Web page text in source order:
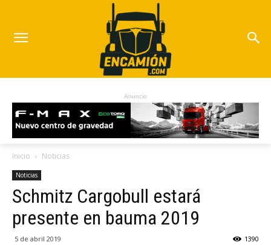
Anuncio
Inicio Noticias
Noticias
Schmitz Cargobull estará
presente en bauma 2019
5 de abril 2019 1390